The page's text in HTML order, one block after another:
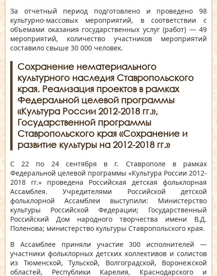
За отчетный период подготовлено и проведено 98
культурно-массовых мероприятий, в соответствии с
объемами оказания государственных услуг (работ) — 49
мероприятий, количество участников мероприятий
составило свыше 30 000 человек.
Сохранение нематериального
культурного наследия Ставропольского
края. Реализация проектов в рамках
Федеральной целевой программы
«Культура России 2012-2018 гг.»,
Государственной программы
Ставропольского края «Сохранение и
развитие культуры на 2012-2018 гг.»
С 22 по 24 сентября в г. Ставрополе в рамках
Федеральной целевой программы «Культура России 2012-
2018 гг.» проведена Российская детская фольклорная
Ассамблея. Учредителями Российской детской
фольклорной Ассамблеи выступили: Министерство
культуры Российской Федерации; Государственный
Российский Дом народного творчества имени В.Д.
Поленова; министерство культуры Ставропольского края.
В Ассамблее приняли участие 300 исполнителей —
участники фольклорных детских коллективов и солистов
из Тюменской, Тульской, Волгоградской, Воронежской
областей, Республики Карелия, Краснодарского и